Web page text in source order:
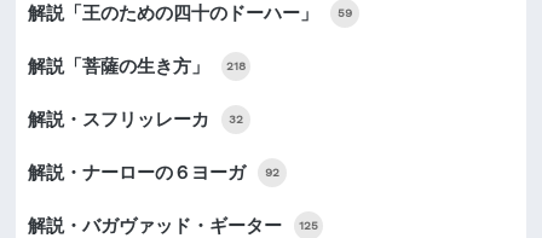
解説「王のための四十のドーハー」 59
解説「菩薩の生き方」 218
解説・スフリッレーカ 32
解説・ナーローの６ヨーガ 92
解説・バガヴァッド・ギーター 125